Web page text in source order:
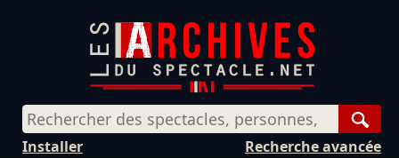
Recherche avancée
Installer